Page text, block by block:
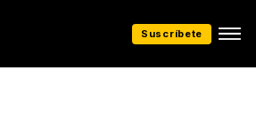
Suscríbete